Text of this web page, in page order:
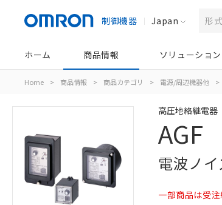
制御機器 Japan
ホーム 商品情報 ソリューション
Home > 商品情報 > 商品カテゴリ > 電源/周辺機器他 >
高圧地絡継電器
AGF
電波ノ
一部商品は受